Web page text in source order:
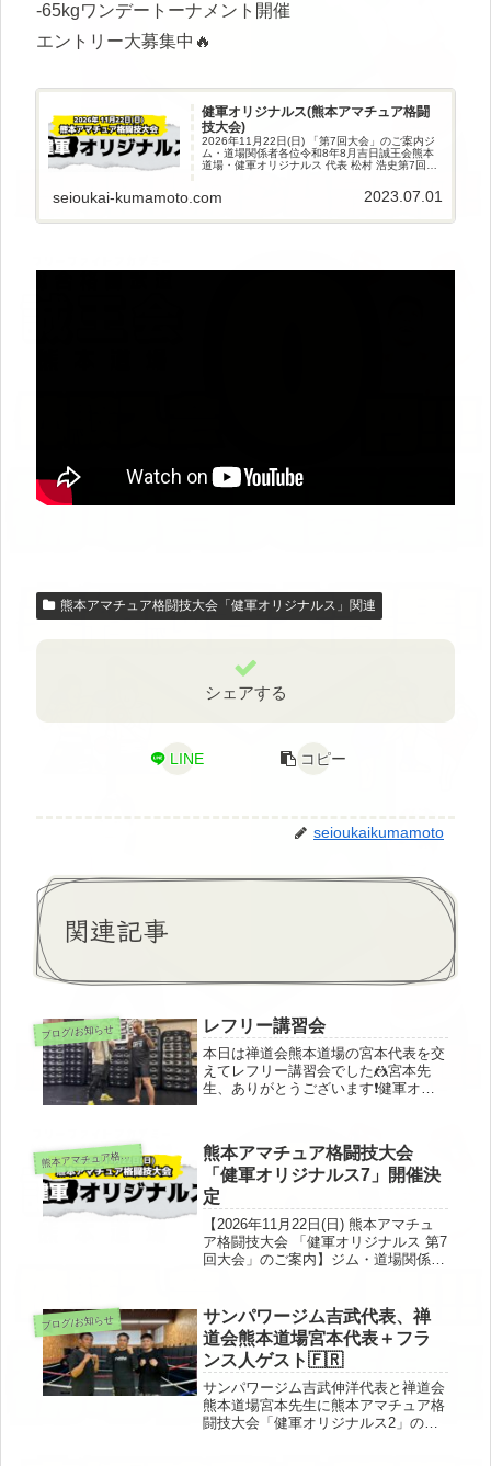
-65kgワンデートーナメント開催
エントリー大募集中🔥
健軍オリジナルス(熊本アマチュア格闘
技大会)
2026年11月22日(日) 「第7回大会」のご案内ジ
ム・道場関係者各位令和8年8月吉日誠王会熊本
道場・健軍オリジナルス 代表 松村 浩史第7回・
ス」開催のご案内拝啓去る2026年7月28日に発
生いた...
seioukai-kumamoto.com 2023.07.01
熊本アマチュア格闘技大会「健軍オリジナルス」関連
シェアする
LINE コピー
seioukaikumamoto
関連記事
ブログ/お知らせ レフリー講習会
本日は禅道会熊本道場の宮本代表を交
えてレフリー講習会でした🤼宮本先
生、ありがとうございます❗️健軍オリ
熊本アマチュア格闘技大会「健軍オリジナルス」関連
熊本アマチュア格闘技大会
「健軍オリジナルス7」開催決
定
【2026年11月22日(日) 熊本アマチュ
ア格闘技大会 「健軍オリジナルス 第7
回大会」のご案内】ジム・道場関係者
回・熊本アマチュア格闘技大会「健軍
オリジナルス」開...
ブログ/お知らせ
サンパワージム吉武代表、禅
道会熊本道場宮本代表＋フラ
ンス人ゲスト🇫🇷
サンパワージム吉武伸洋代表と禅道会
熊本道場宮本先生に熊本アマチュア格
闘技大会「健軍オリジナルス2」の打